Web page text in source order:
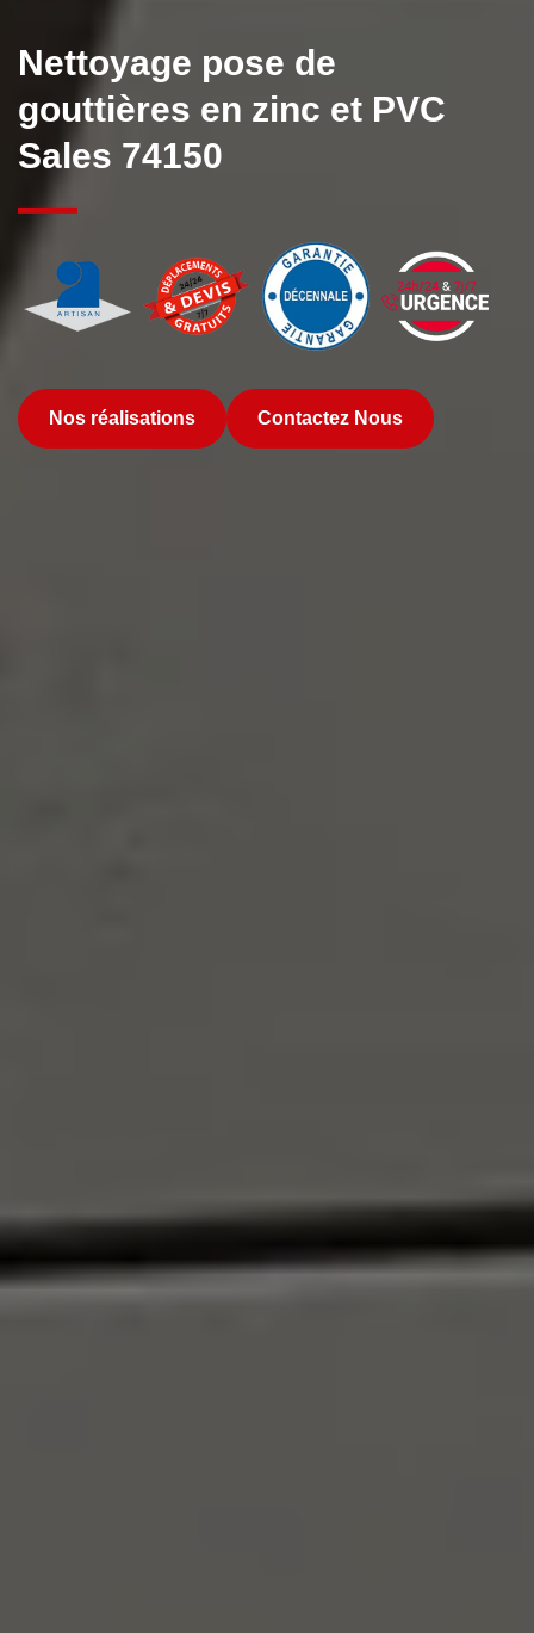
Nettoyage pose de
gouttières en zinc et PVC
Sales 74150
Nos réalisations Contactez Nous